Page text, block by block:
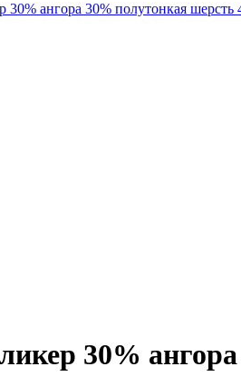
ангора 30% полутонкая
30%